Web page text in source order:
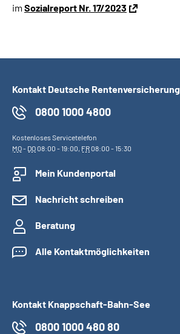
im Sozialreport Nr. 17/2023
Kontakt Deutsche Rentenversicherung
0800 1000 4800
Kostenloses Servicetelefon
MO- DO08:00 - 19:00, FR08:00 - 15:30
Mein Kundenportal
Nachricht schreiben
Beratung
Alle Kontaktmöglichkeiten
Kontakt Knappschaft-Bahn-See
0800 1000 480 80